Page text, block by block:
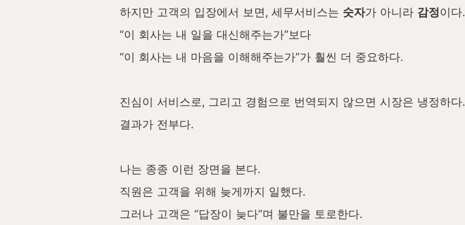
하지만 고객의 입장에서 보면, 세무서비스는 숫자가 아니라 감정이다.
“이 회사는 내 일을 대신해주는가”보다
“이 회사는 내 마음을 이해해주는가”가 훨씬 더 중요하다.
진심이 서비스로, 그리고 경험으로 번역되지 않으면 시장은 냉정하다.
결과가 전부다.
나는 종종 이런 장면을 본다.
직원은 고객을 위해 늦게까지 일했다.
그러나 고객은 “답장이 늦다”며 불만을 토로한다.